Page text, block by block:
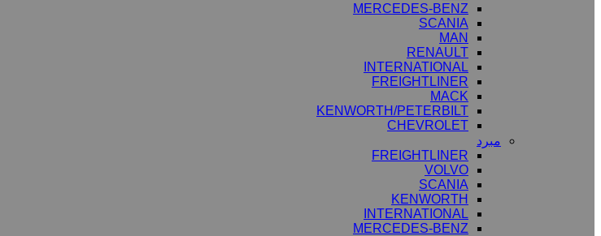
MERCEDES-BENZ
SCANIA
MAN
RENAULT
INTERNATIONAL
FREIGHTLINER
MACK
KENWORTH/PETERBILT
CHEVROLET
مبرد
FREIGHTLINER
VOLVO
SCANIA
KENWORTH
INTERNATIONAL
MERCEDES-BENZ